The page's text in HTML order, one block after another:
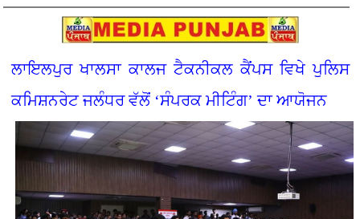
ਲਾਇਲਪੁਰ ਖਾਲਸਾ ਕਾਲਜ ਟੈਕਨੀਕਲ ਕੈਂਪਸ ਵਿਖੇ ਪੁਲਿਸ
ਕਮਿਸ਼ਨਰੇਟ ਜਲੰਧਰ ਵੱਲੋਂ ‘ਸੰਪਰਕ ਮੀਟਿੰਗ’ ਦਾ ਆਯੋਜਨ